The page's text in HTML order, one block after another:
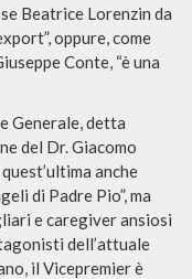
Beatrice Lorenzin da
oppure, come
Conte, “è una
Generale, detta
del Dr. Giacomo
anche
di Padre Pio”, ma
e caregiver ansiosi
dell’attuale
il Vicepremier è